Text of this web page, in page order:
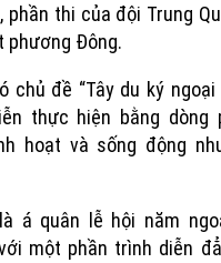
phần thi của đội Trung
phương Đông.
chủ đề “Tây du ký ngoại
thực hiện bằng dòng
hoạt và sống động
á quân lễ hội năm
một phần trình diễn